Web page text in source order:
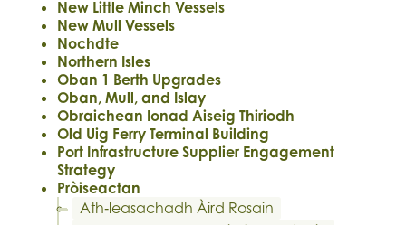
New Little Minch Vessels
New Mull Vessels
Nochdte
Northern Isles
Oban 1 Berth Upgrades
Oban, Mull, and Islay
Obraichean Ionad Aiseig Thiriodh
Old Uig Ferry Terminal Building
Port Infrastructure Supplier Engagement
Strategy
Pròiseactan
Ath‑leasachadh Àird Rosain